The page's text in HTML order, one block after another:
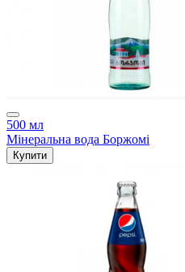
500 мл
Мінеральна вода Боржомі
Купити